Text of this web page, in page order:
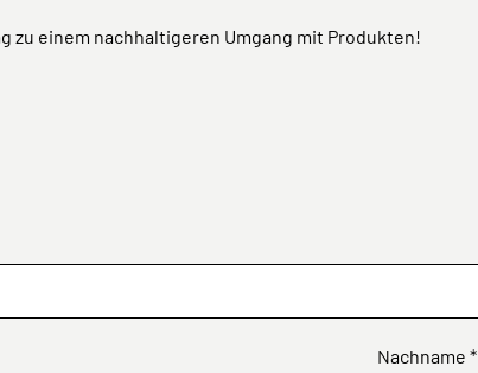
zu einem nachhaltigeren Umgang mit Produkten!
Nachname *